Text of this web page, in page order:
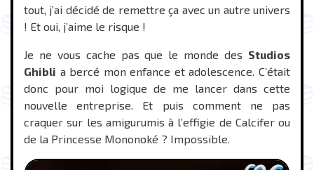
tout, j’ai décidé de remettre ça avec un autre univers
! Et oui, j’aime le risque !
Je ne vous cache pas que le monde des Studios
Ghibli a bercé mon enfance et adolescence. C’était
donc pour moi logique de me lancer dans cette
nouvelle entreprise. Et puis comment ne pas
craquer sur les amigurumis à l’effigie de Calcifer ou
de la Princesse Mononoké ? Impossible.